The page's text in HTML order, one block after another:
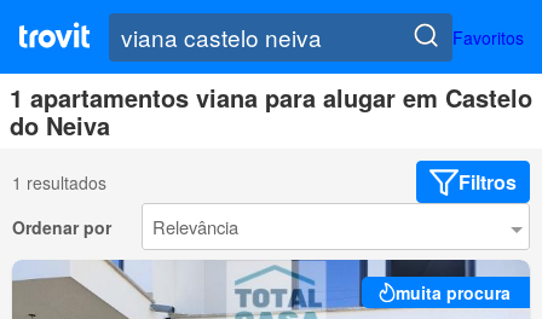
Favoritos
1 apartamentos viana para alugar em Castelo
do Neiva
1 resultados Filtros
Ordenar por
muita procura